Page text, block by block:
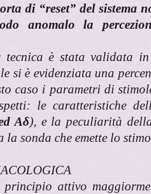
di “reset” del sistema
anomalo la
tecnica è stata validata
si è evidenziata una
caso i parametri di
le caratteristiche
Aδ), e la peculiarità
la sonda che emette lo
attivo